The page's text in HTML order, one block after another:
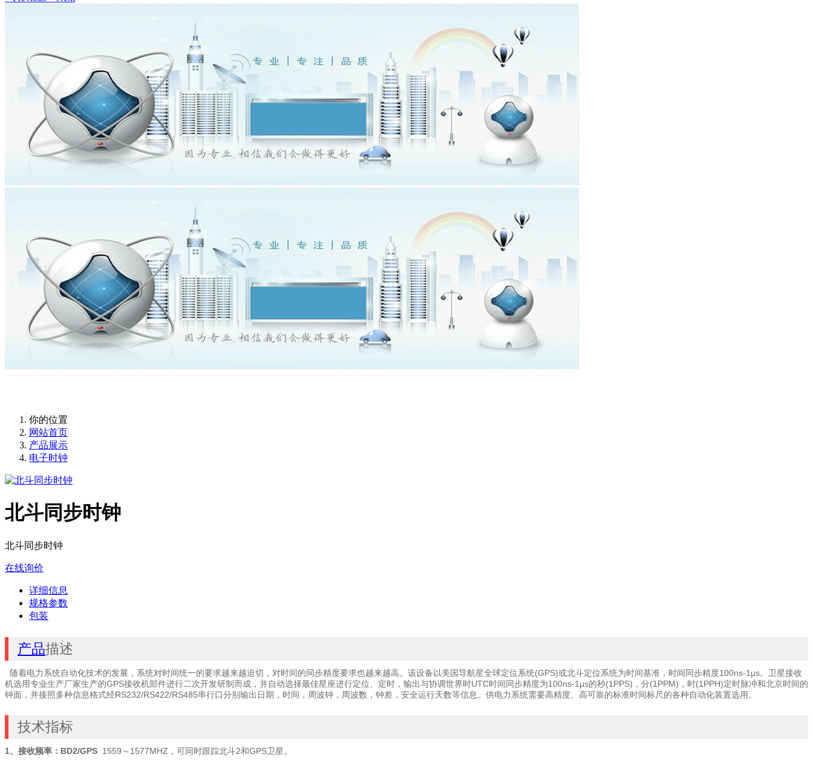
你的位置
网站首页
产品展示
电子时钟
北斗同步时钟
北斗同步时钟
在线询价
详细信息
规格参数
包装
产品描述
随着电力系统自动化技术的发展，系统对时间统一的要求越来越迫切，对时间的同步精度要求也越来越高。该设备以美国导航星全球定位系统(GPS)或北斗定位系统为时间基准，时间同步精度100ns-1μs。卫星接收
机选用专业生产厂家生产的GPS接收机部件进行二次开发研制而成，并自动选择最佳星座进行定位、定时，输出与协调世界时UTC时间同步精度为100ns-1μs的秒(1PPS)，分(1PPM)，时(1PPH)定时脉冲和北京时间的
钟面，并接照多种信息格式经RS232/RS422/RS485串行口分别输出日期，时间，周波钟，周波数，钟差，安全运行天数等信息。供电力系统需要高精度、高可靠的标准时间标尺的各种自动化装置选用。
技术指标
1、接收频率：BD2/GPS 1559～1577MHZ，可同时跟踪北斗2和GPS卫星。